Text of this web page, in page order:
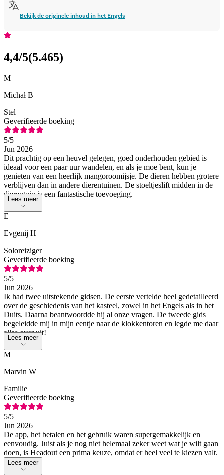
Bekijk de originele inhoud in het Engels
4,4/5(5.465)
M
Michał B
Stel
Geverifieerde boeking
5/5
Jun 2026
Dit prachtig op een heuvel gelegen, goed onderhouden gebied is
ideaal voor een paar uur wandelen, en als je moe bent, kun je
genieten van een heerlijk mangoroomijsje. De dieren hebben grotere
verblijven dan in andere dierentuinen. De stoeltjeslift midden in de
dierentuin is een fantastische toevoeging.
Lees meer
E
Evgenij H
Soloreiziger
Geverifieerde boeking
5/5
Jun 2026
Ik had twee uitstekende gidsen. De eerste vertelde heel gedetailleerd
over de geschiedenis van het kasteel, zowel in het Engels als in het
Duits. Daarna beantwoordde hij al onze vragen. De tweede gids
begeleidde mij in mijn eentje naar de klokkentoren en legde me daar
alles over uit!
Lees meer
M
Marvin W
Familie
Geverifieerde boeking
5/5
Jun 2026
De app, het betalen en het gebruik waren supergemakkelijk en
eenvoudig. Juist als je nog niet helemaal zeker weet wat je wilt gaan
doen, is Headout een prima keuze, omdat er heel veel te kiezen valt.
Lees meer